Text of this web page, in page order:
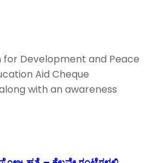
for Development and Peace
Aid Cheque
with an awareness